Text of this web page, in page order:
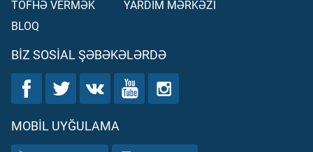
TÖFHƏ VERMƏK
BLOQ
YARDIM MƏRKƏZİ
BIZ SOSIAL ŞƏBƏKƏLƏRDƏ
MOBIL UYĞULAMA